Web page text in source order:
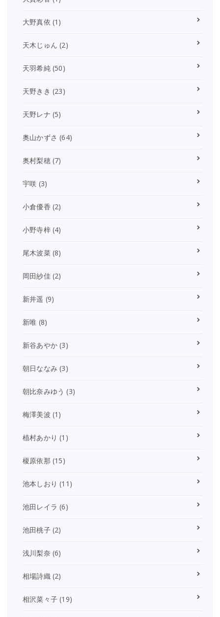
大野真依 (1)
天木じゅん (2)
天羽希純(50)
天野きき (23)
天野レナ (5)
奥山かずさ (64)
奥村梨穂(7)
宇咲 (3)
小倉優香 (2)
小野寺梓(4)
尾木波菜(8)
岡田紗佳(2)
新井遥 (9)
新唯 (8)
新谷あやか (3)
朝日ななみ (3)
朝比奈みゆう (3)
梅澤美波 (1)
植村あかり (1)
榎原依那 (15)
池本しおり (11)
池田レイラ (6)
池田桃子(2)
浅川梨奈 (6)
相場詩織(2)
相沢菜々子 (19)